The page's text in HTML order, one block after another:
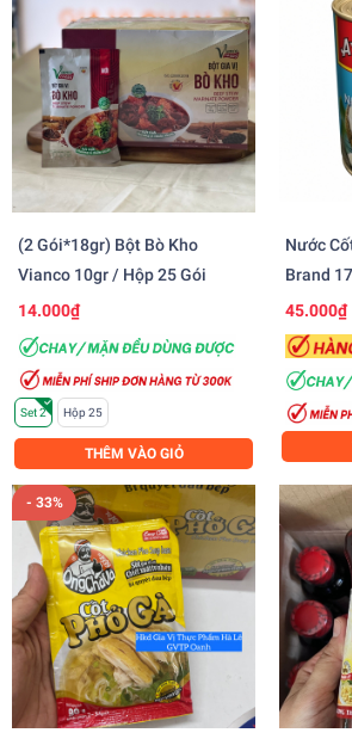
(2 Gói*18gr) Bột Bò Kho
Vianco 10gr / Hộp 25 Gói
14.000₫
Set 2 Hộp 25
THÊM VÀO GIỎ
Nước
Brand
45.000₫
- 33%